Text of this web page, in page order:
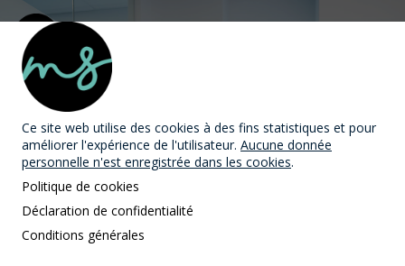
MAST Avocats
Ce site web utilise des cookies à des fins statistiques et pour
améliorer l'expérience de l'utilisateur. Aucune donnée
personnelle n'est enregistrée dans les cookies.
Politique de cookies
Déclaration de confidentialité
Conditions générales